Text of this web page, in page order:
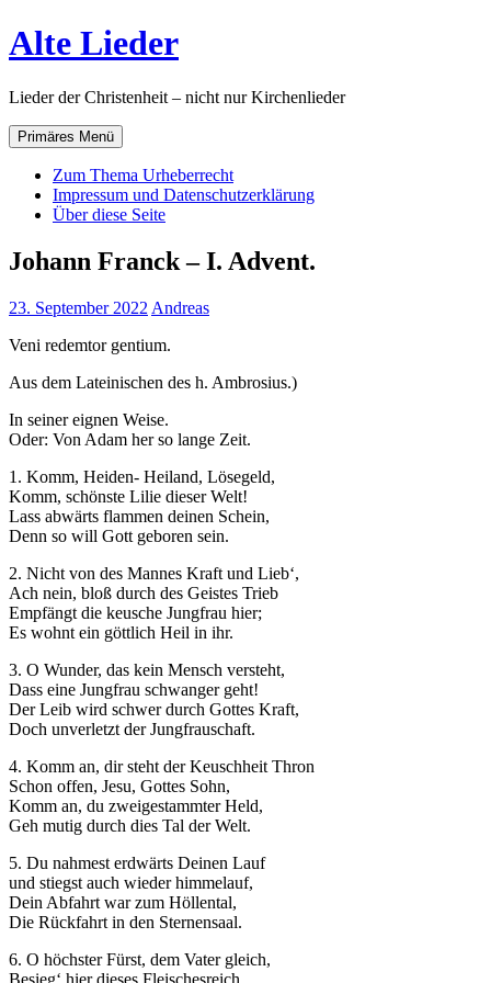
Zum
Inhalt
Alte Lieder
Lieder der Christenheit – nicht nur Kirchenlieder
Primäres Menü
Zum Thema Urheberrecht
Impressum und Datenschutzerklärung
Über diese Seite
Johann Franck – I. Advent.
23. September 2022 Andreas
Veni redemtor gentium.
Aus dem Lateinischen des h. Ambrosius.)
In seiner eignen Weise.
Oder: Von Adam her so lange Zeit.
1. Komm, Heiden- Heiland, Lösegeld,
Komm, schönste Lilie dieser Welt!
Lass abwärts flammen deinen Schein,
Denn so will Gott geboren sein.
2. Nicht von des Mannes Kraft und Lieb‘,
Ach nein, bloß durch des Geistes Trieb
Empfängt die keusche Jungfrau hier;
Es wohnt ein göttlich Heil in ihr.
3. O Wunder, das kein Mensch versteht,
Dass eine Jungfrau schwanger geht!
Der Leib wird schwer durch Gottes Kraft,
Doch unverletzt der Jungfrauschaft.
4. Komm an, dir steht der Keuschheit Thron
Schon offen, Jesu, Gottes Sohn,
Komm an, du zweigestammter Held,
Geh mutig durch dies Tal der Welt.
5. Du nahmest erdwärts Deinen Lauf
und stiegst auch wieder himmelauf,
Dein Abfahrt war zum Höllental,
Die Rückfahrt in den Sternensaal.
6. O höchster Fürst, dem Vater gleich,
Besieg‘ hier dieses Fleischesreich,